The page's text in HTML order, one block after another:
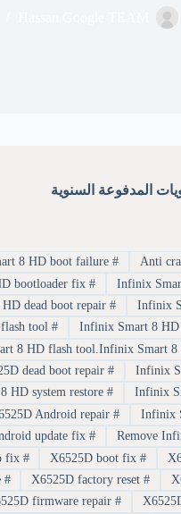
المدفوعة السنوية
#
Fix Infinix Smart 8 HD boot failure
#
Infinix Smart 8 HD bootloader fix
#
Infinix Smart 8 HD dead boot repair
#
Infinix Smart 8 HD flash tool
#
Infinix Smart 8 HD repair without box.Infinix Smart 8 HD X6525D dead boot repair
#
Infinix Smart 8 HD system restore
#
Infinix X6525D Android repair
#
X6525D Android update fix
#
X6525D boot fix
#
X6525D boot loop fix
#
X6525D factory reset
#
X6525D fastboot mode
#
X6525D official firmware update.Infinix Smart 8 HD X6525D firmware repair